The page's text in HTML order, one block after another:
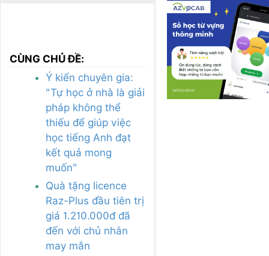
CÙNG CHỦ ĐỀ:
Ý kiến chuyên gia:
"Tự học ở nhà là giải
pháp không thể
thiếu để giúp việc
học tiếng Anh đạt
kết quả mong
muốn"
Quà tặng licence
Raz-Plus đầu tiên trị
giá 1.210.000đ đã
đến với chủ nhân
may mắn